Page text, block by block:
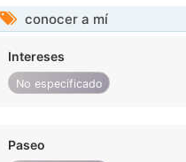
conocer a mí
Intereses
No especificado
Paseo